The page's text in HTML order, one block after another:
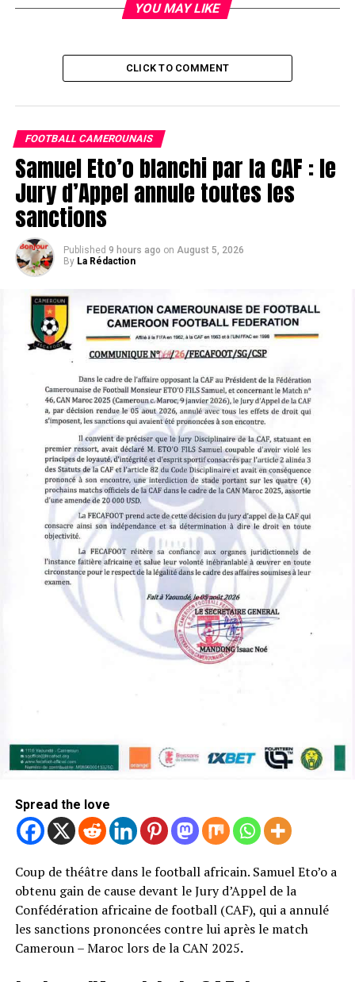
YOU MAY LIKE
CLICK TO COMMENT
FOOTBALL CAMEROUNAIS
Samuel Eto’o blanchi par la CAF : le
Jury d’Appel annule toutes les
sanctions
Published 9 hours ago on August 5, 2026
By La Rédaction
Spread the love
Coup de théâtre dans le football africain. Samuel Eto’o a
obtenu gain de cause devant le Jury d’Appel de la
Confédération africaine de football (CAF), qui a annulé
les sanctions prononcées contre lui après le match
Cameroun – Maroc lors de la CAN 2025.